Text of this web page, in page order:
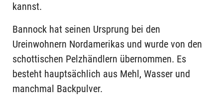
kannst.
Bannock hat seinen Ursprung bei den
Ureinwohnern Nordamerikas und wurde von den
schottischen Pelzhändlern übernommen. Es
besteht hauptsächlich aus Mehl, Wasser und
manchmal Backpulver.